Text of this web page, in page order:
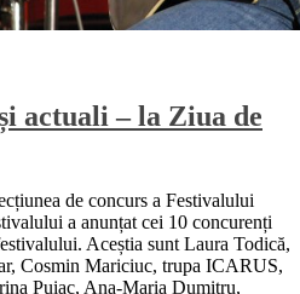
actuali – la Ziua de
de concurs a Festivalului
a anunțat cei 10 concurenți
Aceștia sunt Laura Todică,
Cosmin Mariciuc, trupa ICARUS,
Puiac, Ana-Maria Dumitru,